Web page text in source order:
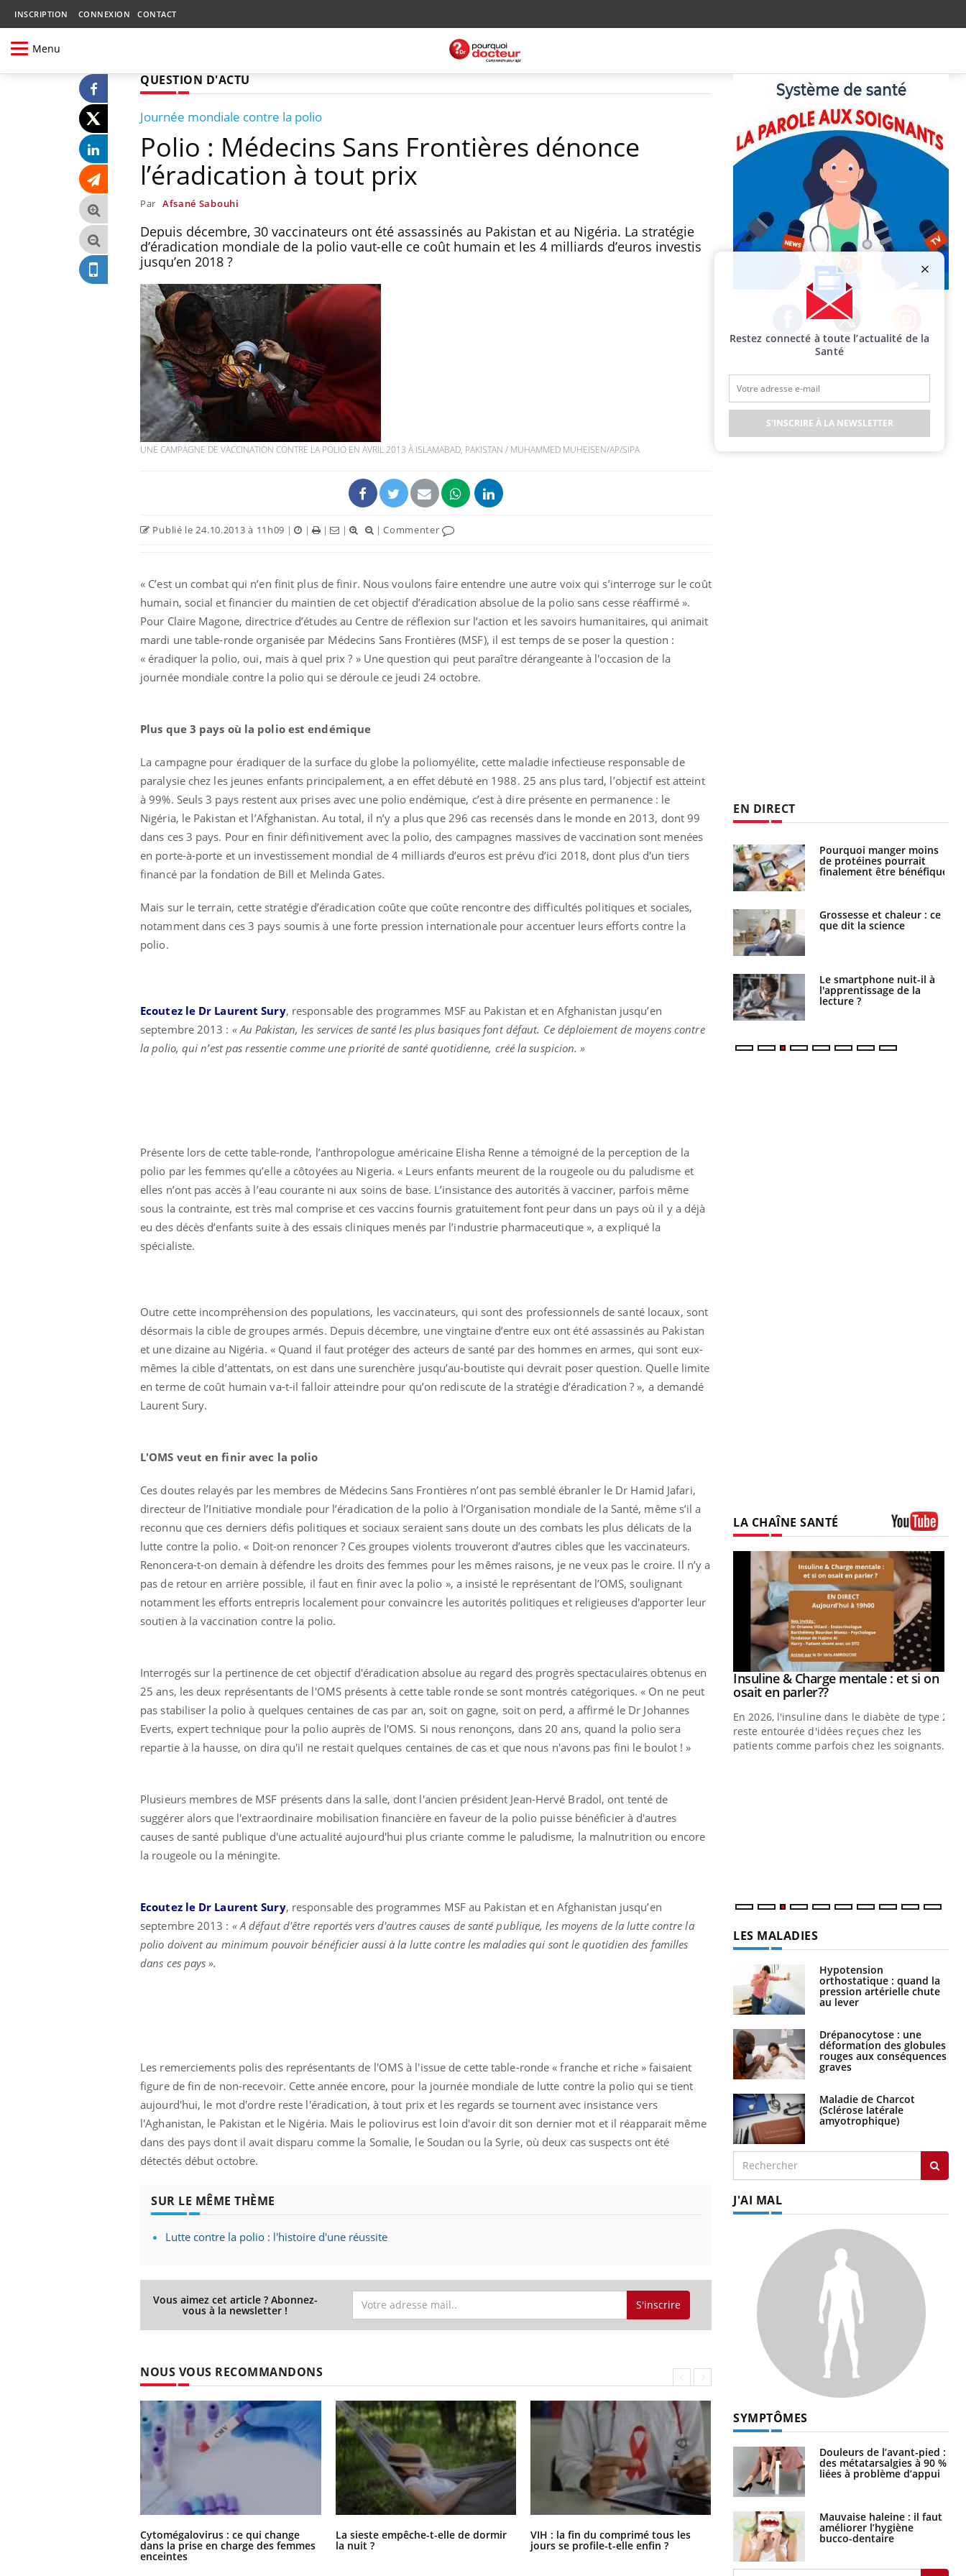
INSCRIPTION CONNEXION CONTACT
Menu
QUESTION D'ACTU
Journée mondiale contre la polio
Polio : Médecins Sans Frontières dénonce
l’éradication à tout prix
Par Afsané Sabouhi
Depuis décembre, 30 vaccinateurs ont été assassinés au Pakistan et au Nigéria. La stratégie
d’éradication mondiale de la polio vaut-elle ce coût humain et les 4 milliards d’euros investis
jusqu’en 2018 ?
UNE CAMPAGNE DE VACCINATION CONTRE LA POLIO EN AVRIL 2013 À ISLAMABAD, PAKISTAN / MUHAMMED MUHEISEN/AP/SIPA
Publié le 24.10.2013 à 11h09 | | | | |Commenter
« C’est un combat qui n’en finit plus de finir. Nous voulons faire entendre une autre voix qui s’interroge sur le coût
humain, social et financier du maintien de cet objectif d’éradication absolue de la polio sans cesse réaffirmé ».
Pour Claire Magone, directrice d’études au Centre de réflexion sur l’action et les savoirs humanitaires, qui animait
mardi une table-ronde organisée par Médecins Sans Frontières (MSF), il est temps de se poser la question :
« éradiquer la polio, oui, mais à quel prix ? » Une question qui peut paraître dérangeante à l'occasion de la
journée mondiale contre la polio qui se déroule ce jeudi 24 octobre.
Plus que 3 pays où la polio est endémique
La campagne pour éradiquer de la surface du globe la poliomyélite, cette maladie infectieuse responsable de
paralysie chez les jeunes enfants principalement, a en effet débuté en 1988. 25 ans plus tard, l’objectif est atteint
à 99%. Seuls 3 pays restent aux prises avec une polio endémique, c’est à dire présente en permanence : le
Nigéria, le Pakistan et l’Afghanistan. Au total, il n’y a plus que 296 cas recensés dans le monde en 2013, dont 99
dans ces 3 pays. Pour en finir définitivement avec la polio, des campagnes massives de vaccination sont menées
en porte-à-porte et un investissement mondial de 4 milliards d’euros est prévu d’ici 2018, dont plus d'un tiers
financé par la fondation de Bill et Melinda Gates.
Mais sur le terrain, cette stratégie d’éradication coûte que coûte rencontre des difficultés politiques et sociales,
notamment dans ces 3 pays soumis à une forte pression internationale pour accentuer leurs efforts contre la
polio.
Ecoutez le Dr Laurent Sury, responsable des programmes MSF au Pakistan et en Afghanistan jusqu’en
septembre 2013 : « Au Pakistan, les services de santé les plus basiques font défaut. Ce déploiement de moyens contre
la polio, qui n’est pas ressentie comme une priorité de santé quotidienne, créé la suspicion. »
Présente lors de cette table-ronde, l’anthropologue américaine Elisha Renne a témoigné de la perception de la
polio par les femmes qu’elle a côtoyées au Nigeria. « Leurs enfants meurent de la rougeole ou du paludisme et
elles n’ont pas accès à l’eau courante ni aux soins de base. L’insistance des autorités à vacciner, parfois même
sous la contrainte, est très mal comprise et ces vaccins fournis gratuitement font peur dans un pays où il y a déjà
eu des décès d’enfants suite à des essais cliniques menés par l’industrie pharmaceutique », a expliqué la
spécialiste.
Outre cette incompréhension des populations, les vaccinateurs, qui sont des professionnels de santé locaux, sont
désormais la cible de groupes armés. Depuis décembre, une vingtaine d’entre eux ont été assassinés au Pakistan
et une dizaine au Nigéria. « Quand il faut protéger des acteurs de santé par des hommes en armes, qui sont eux-
mêmes la cible d’attentats, on est dans une surenchère jusqu’au-boutiste qui devrait poser question. Quelle limite
en terme de coût humain va-t-il falloir atteindre pour qu’on rediscute de la stratégie d’éradication ? », a demandé
Laurent Sury.
L'OMS veut en finir avec la polio
Ces doutes relayés par les membres de Médecins Sans Frontières n’ont pas semblé ébranler le Dr Hamid Jafari,
directeur de l’Initiative mondiale pour l’éradication de la polio à l’Organisation mondiale de la Santé, même s’il a
reconnu que ces derniers défis politiques et sociaux seraient sans doute un des combats les plus délicats de la
lutte contre la polio. « Doit-on renoncer ? Ces groupes violents trouveront d’autres cibles que les vaccinateurs.
Renoncera-t-on demain à défendre les droits des femmes pour les mêmes raisons, je ne veux pas le croire. Il n’y a
pas de retour en arrière possible, il faut en finir avec la polio », a insisté le représentant de l’OMS, soulignant
notamment les efforts entrepris localement pour convaincre les autorités politiques et religieuses d'apporter leur
soutien à la vaccination contre la polio.
Interrogés sur la pertinence de cet objectif d'éradication absolue au regard des progrès spectaculaires obtenus en
25 ans, les deux représentants de l'OMS présents à cette table ronde se sont montrés catégoriques. « On ne peut
pas stabiliser la polio à quelques centaines de cas par an, soit on gagne, soit on perd, a affirmé le Dr Johannes
Everts, expert technique pour la polio auprès de l'OMS. Si nous renonçons, dans 20 ans, quand la polio sera
repartie à la hausse, on dira qu'il ne restait quelques centaines de cas et que nous n'avons pas fini le boulot ! »
Plusieurs membres de MSF présents dans la salle, dont l'ancien président Jean-Hervé Bradol, ont tenté de
suggérer alors que l'extraordinaire mobilisation financière en faveur de la polio puisse bénéficier à d'autres
causes de santé publique d'une actualité aujourd'hui plus criante comme le paludisme, la malnutrition ou encore
la rougeole ou la méningite.
Ecoutez le Dr Laurent Sury, responsable des programmes MSF au Pakistan et en Afghanistan jusqu’en
septembre 2013 : « A défaut d'être reportés vers d'autres causes de santé publique, les moyens de la lutte contre la
polio doivent au minimum pouvoir bénéficier aussi à la lutte contre les maladies qui sont le quotidien des familles
dans ces pays ».
Les remerciements polis des représentants de l'OMS à l'issue de cette table-ronde « franche et riche » faisaient
figure de fin de non-recevoir. Cette année encore, pour la journée mondiale de lutte contre la polio qui se tient
aujourd'hui, le mot d'ordre reste l'éradication, à tout prix et les regards se tournent avec insistance vers
l'Aghanistan, le Pakistan et le Nigéria. Mais le poliovirus est loin d'avoir dit son dernier mot et il réapparait même
dans des pays dont il avait disparu comme la Somalie, le Soudan ou la Syrie, où deux cas suspects ont été
détectés début octobre.
SUR LE MÊME THÈME
Lutte contre la polio : l'histoire d'une réussite
Vous aimez cet article ? Abonnez-
vous à la newsletter ! S'inscrire
NOUS VOUS RECOMMANDONS
Cytomégalovirus : ce qui change
dans la prise en charge des femmes
enceintes
La sieste empêche-t-elle de dormir
la nuit ?
VIH : la fin du comprimé tous les
jours se profile-t-elle enfin ?
Pourquoi votre ventre gâche-t-il les
premiers jours de vos vacances ?
Facebook Twitter Instagram
EN DIRECT
Cytomégalovirus : ce qui
change dans la prise en
charge des femmes
enceintes
La sieste empêche-t-elle
de dormir la nuit ?
Pourquoi votre ventre
gâche-t-il les premiers
Fortes chaleurs :
pourquoi le risque de
Pourquoi manger moins
de protéines pourrait
Grossesse et chaleur : ce
que dit la science
Mordue par une tique en
vacances, elle reste dans
le coma pendant 42 jours
Mordue par un
barracuda, une petite fille
secourue grâce à un
Légionellose en Suisse :
quelle est l’origine de la
contamination ?
LA CHAÎNE SANTÉ
Eczéma Chronique des Mains :
expliquer ma maladieYoutube
Il y a des sujets qui sont faciles à aborder...
d'autres non ! D'un côté, poser des
questions sur la maladie d'un proche c'est
Youtube
Carence en fer : comprendre pour
prévenirYoutube
Fatigue, irritabilité, brouillard mental ou
même alopécie… Les symptômes de la
carence en fer sont multiples ce qui la rend
Youtube
Insuline & Charge mentale : et si on
osait en parler??Youtube
En 2026, l'insuline dans le diabète de type 2
reste entourée d'idées reçues chez les
patients comme parfois chez les soignants.
LES MALADIES
Hypotension
orthostatique : quand la
pression artérielle chute
au lever
Drépanocytose : une
déformation des globules
rouges aux conséquences
graves
Maladie de Charcot
(Sclérose latérale
amyotrophique)
J'AI MAL
SYMPTÔMES
Douleurs de l’avant-pied :
des métatarsalgies à 90 %
liées à problème d’appui
Mauvaise haleine : il faut
améliorer l’hygiène
bucco-dentaire
Restez connecté à toute l’actualité de la
Santé
S'INSCRIRE À LA NEWSLETTER